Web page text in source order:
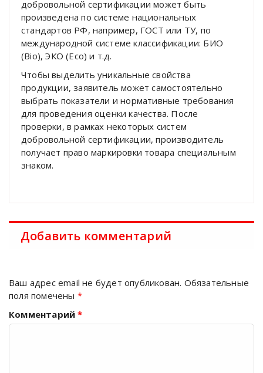
добровольной сертификации может быть
произведена по системе национальных
стандартов РФ, например, ГОСТ или ТУ, по
международной системе классификации: БИО
(Bio), ЭКО (Eco) и т.д.
Чтобы выделить уникальные свойства
продукции, заявитель может самостоятельно
выбрать показатели и нормативные требования
для проведения оценки качества. После
проверки, в рамках некоторых систем
добровольной сертификации, производитель
получает право маркировки товара специальным
знаком.
Добавить комментарий
Ваш адрес email не будет опубликован. Обязательные
поля помечены *
Комментарий*